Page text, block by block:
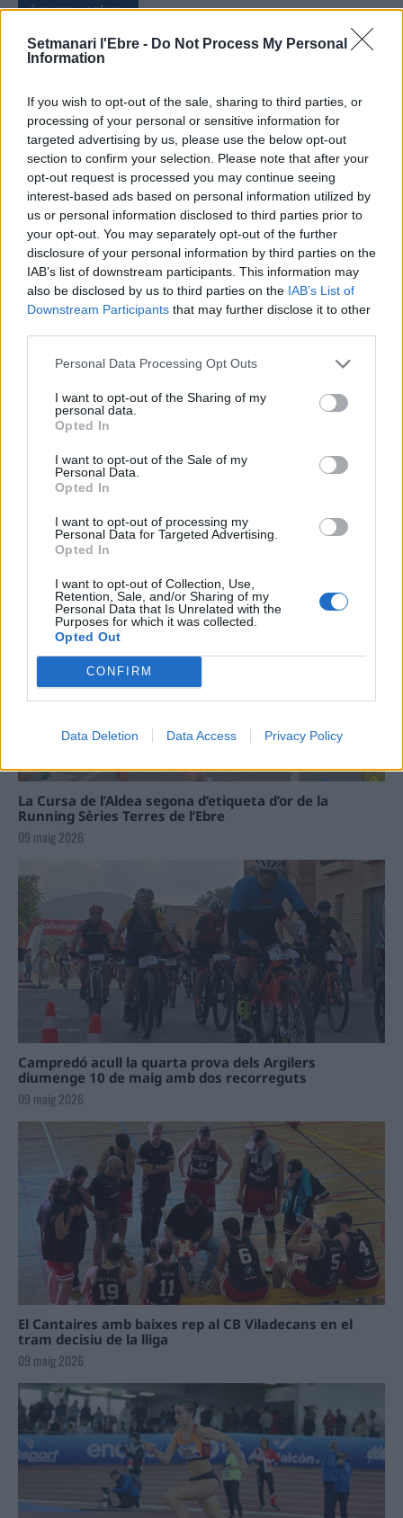
Setmanari l'Ebre - Do Not Process My Personal
Information
If you wish to opt-out of the sale, sharing to third parties, or
processing of your personal or sensitive information for
targeted advertising by us, please use the below opt-out
section to confirm your selection. Please note that after your
opt-out request is processed you may continue seeing
interest-based ads based on personal information utilized by
us or personal information disclosed to third parties prior to
your opt-out. You may separately opt-out of the further
disclosure of your personal information by third parties on the
IAB’s list of downstream participants. This information may
also be disclosed by us to third parties on the IAB’s List of
Downstream Participants that may further disclose it to other
Personal Data Processing Opt Outs
I want to opt-out of the Sharing of my
personal data.
Opted In
I want to opt-out of the Sale of my
Personal Data.
Opted In
I want to opt-out of processing my
Personal Data for Targeted Advertising.
Opted In
I want to opt-out of Collection, Use,
Retention, Sale, and/or Sharing of my
Personal Data that Is Unrelated with the
Purposes for which it was collected.
Opted Out
CONFIRM
Data Deletion Data Access Privacy Policy
ÚLTIMES NOTÍCIES
L’Observatori de l’Ebre lidera de nou la
7 d'agost de 2026
L’Ajuntament de Tortosa amplia el
termini de les obres de l’aparcament
dels terrenys de Renfe per les altes
temperatures
7 d'agost de 2026
Amposta recupera les Cases del Castell
i culmina un projecte estratègic que
vincula patrimoni, turisme i
gastronomia
enguany amb més modistes i gairebé
La Cursa de l’Aldea segona d’etiqueta d’or de la
Running Sèries Terres de l’Ebre
09 maig 2026
Campredó acull la quarta prova dels Argilers
diumenge 10 de maig amb dos recorreguts
09 maig 2026
El Cantaires amb baixes rep al CB Viladecans en el
tram decisiu de la lliga
09 maig 2026